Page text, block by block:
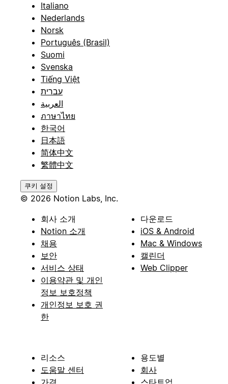
Italiano
Nederlands
Norsk
Português (Brasil)
Suomi
Svenska
Tiếng Việt
עברית
العربية
ภาษาไทย
한국어
日本語
简体中文
繁體中文
쿠키 설정
© 2026 Notion Labs, Inc.
회사 소개
Notion 소개
채용
보안
서비스 상태
이용약관 및 개인
정보 보호정책
개인정보 보호 권
한
다운로드
iOS & Android
Mac & Windows
캘린더
Web Clipper
리소스
도움말 센터
용도별
회사